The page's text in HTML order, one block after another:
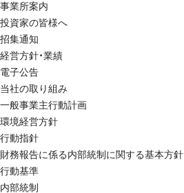
事業所案内
投資家の皆様へ
招集通知
経営方針・業績
電子公告
当社の取り組み
一般事業主行動計画
環境経営方針
行動指針
財務報告に係る内部統制に関する基本方針
行動基準
内部統制